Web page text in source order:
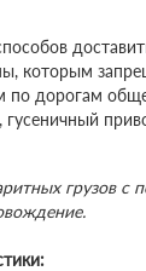
которым
по дорогам
грузов